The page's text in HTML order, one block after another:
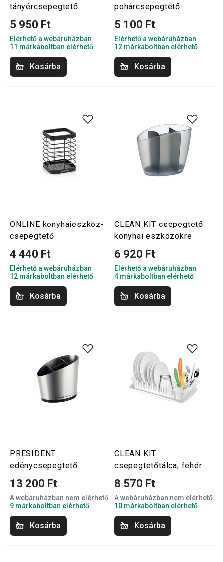
tányércsepegtető
5 950 Ft
Elérhető a webáruházban
11 márkaboltban elérhető
Kosárba
pohárcsepegtető
5 100 Ft
Elérhető a webáruházban
12 márkaboltban elérhető
Kosárba
ONLINE konyhaieszköz-
csepegtető
4 440 Ft
Elérhető a webáruházban
12 márkaboltban elérhető
Kosárba
CLEAN KIT csepegtető
konyhai eszközökre
6 920 Ft
Elérhető a webáruházban
4 márkaboltban elérhető
Kosárba
PRESIDENT
edénycsepegtető
13 200 Ft
A webáruházban nem elérhető
9 márkaboltban elérhető
Kosárba
CLEAN KIT
csepegtetőtálca, fehér
8 570 Ft
A webáruházban nem elérhető
10 márkaboltban elérhető
Kosárba